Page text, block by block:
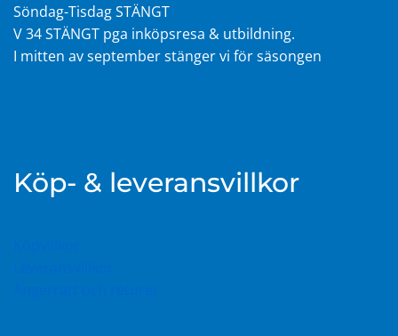
Söndag-Tisdag STÄNGT
V 34 STÄNGT pga inköpsresa & utbildning.
I mitten av september stänger vi för säsongen
Köp- & leveransvillkor